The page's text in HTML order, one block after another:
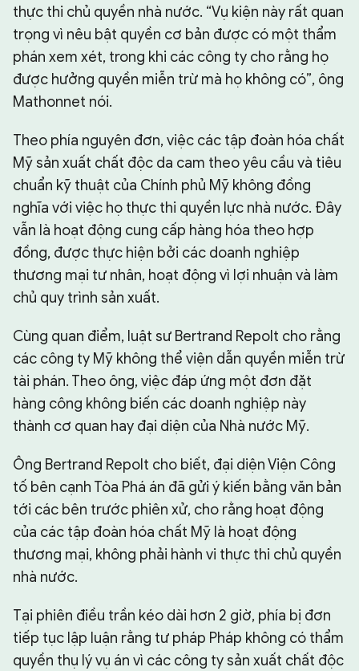
thực thi chủ quyền nhà nước. “Vụ kiện này rất quan
trọng vì nêu bật quyền cơ bản được có một thẩm
phán xem xét, trong khi các công ty cho rằng họ
được hưởng quyền miễn trừ mà họ không có”, ông
Mathonnet nói.
Theo phía nguyên đơn, việc các tập đoàn hóa chất
Mỹ sản xuất chất độc da cam theo yêu cầu và tiêu
chuẩn kỹ thuật của Chính phủ Mỹ không đồng
nghĩa với việc họ thực thi quyền lực nhà nước. Đây
vẫn là hoạt động cung cấp hàng hóa theo hợp
đồng, được thực hiện bởi các doanh nghiệp
thương mại tư nhân, hoạt động vì lợi nhuận và làm
chủ quy trình sản xuất.
Cùng quan điểm, luật sư Bertrand Repolt cho rằng
các công ty Mỹ không thể viện dẫn quyền miễn trừ
tài phán. Theo ông, việc đáp ứng một đơn đặt
hàng công không biến các doanh nghiệp này
thành cơ quan hay đại diện của Nhà nước Mỹ.
Ông Bertrand Repolt cho biết, đại diện Viện Công
tố bên cạnh Tòa Phá án đã gửi ý kiến bằng văn bản
tới các bên trước phiên xử, cho rằng hoạt động
của các tập đoàn hóa chất Mỹ là hoạt động
thương mại, không phải hành vi thực thi chủ quyền
nhà nước.
Tại phiên điều trần kéo dài hơn 2 giờ, phía bị đơn
tiếp tục lập luận rằng tư pháp Pháp không có thẩm
quyền thụ lý vụ án vì các công ty sản xuất chất độc